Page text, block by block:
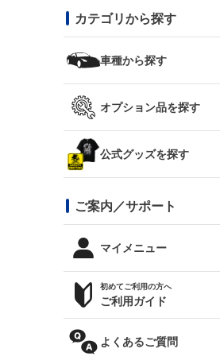
レーシングライン
アタックライン
ストリームライン
スタイリッシュライン
GTウイング
リアウイング
ルーフウイング
ボンネット
カナード
外装・補修パーツ
オリジンアーム(足回り)
ボンネット
フェンダー
サイドパーツ
リアウイング
リアゲート
メンテナンスパーツ
LUX MODEL
RUGGER MODEL
GROUND MODEL
PHANTOM LIP
DTM:exclusive
リアウイング
スムージングバンパー
ワイパーガード
内装パーツ
DAYTONA-RS
DAYTONA-RS NEO
まつど家 鉄漢
まつど家 鉄心
まつど家 鉄八
カテゴリから探す
車種から探す
トヨタ
JZX110 マークⅡ
シルビア S13
シルビア S14 前期
シルビア S15
180SX
スズキ
RX-7
スバル
BRZ
レクサス
三菱
デリカ D:5
軽自動車
汎用
オプション品を探す
GTウイング用ラダー
コンバットアイ用ライト
オプションタイヤ
サマータイヤ
ジムニー用タイヤ
ハイエース・バン用タイ
ホイールナット
公式グッズを探す
ステッカー
トップス(半袖)
トップス(長袖)
パーカー
ご案内／サポート
マイメニュー
ログインする
お気に入りリスト
初めてご利用の方へ
ご利用ガイド
よくあるご質問